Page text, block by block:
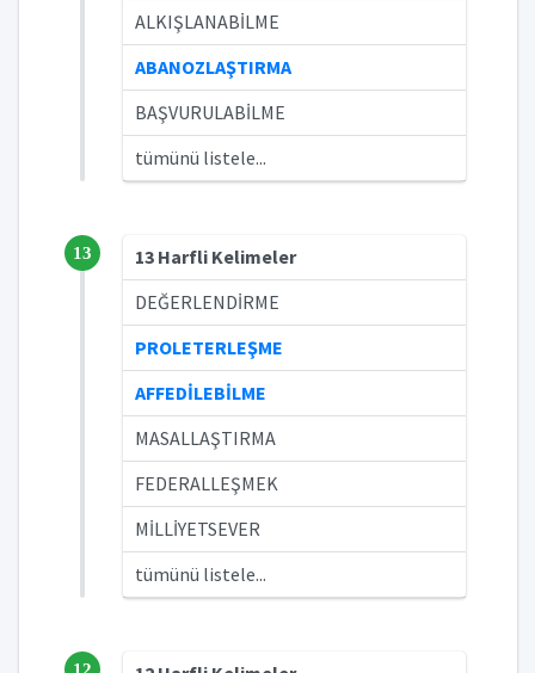
ALKIŞLANABİLME
ABANOZLAŞTIRMA
BAŞVURULABİLME
tümünü listele...
13
13 Harfli Kelimeler
DEĞERLENDİRME
PROLETERLEŞME
AFFEDİLEBİLME
MASALLAŞTIRMA
FEDERALLEŞMEK
MİLLİYETSEVER
tümünü listele...
12